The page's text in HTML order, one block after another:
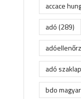
accace
adó(289)
adó szaklap
bdo